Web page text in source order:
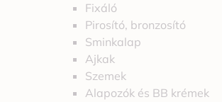
Fixáló
Pirosító, bronzosító
Sminkalap
Ajkak
Szemek
Alapozók és BB krémek